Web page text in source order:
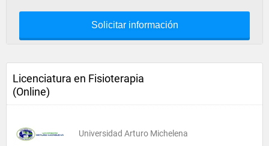
Solicitar información
Licenciatura en Fisioterapia
(Online)
Universidad Arturo Michelena